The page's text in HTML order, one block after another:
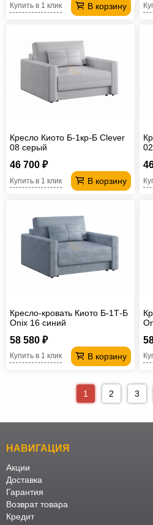
В корзину
Купить в 1 клик
Кресло Киото Б-1кр-Б Clever
08 серый
46 700 ₽
В корзину
Купить в 1 клик
Кресло-кровать Киото Б-1Т-Б
Onix 16 синий
58 580 ₽
В корзину
Купить в 1 клик
1 2 3
НАВИГАЦИЯ
Акции
Доставка
Гарантия
Возврат товара
Кредит